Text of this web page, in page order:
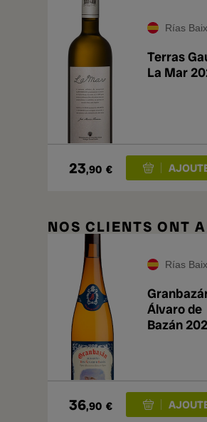
Rías
Terras
La Mar
23,90 €
NOS CLIENTS ONT
Rías
Álvaro de
Bazán
36,90 €